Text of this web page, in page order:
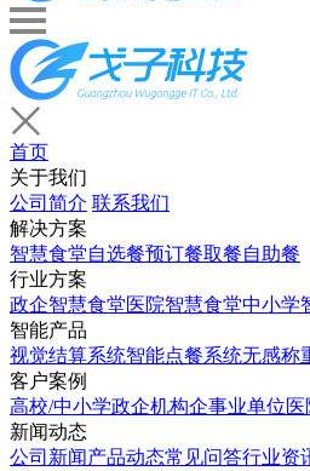
首页
关于我们
公司简介 联系我们
解决方案
智慧食堂自选餐预订餐取餐自助餐
行业方案
政企智慧食堂医院智慧食堂中小学
智能产品
视觉结算系统智能点餐系统无感称
客户案例
高校/中小学政企机构企事业单位医
新闻动态
公司新闻产品动态常见问答行业资